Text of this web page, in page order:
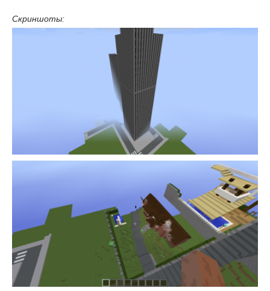
Скриншоты: